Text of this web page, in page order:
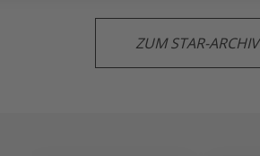
ZUM STAR-ARCHIV